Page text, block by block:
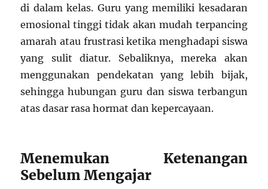
di dalam kelas. Guru yang memiliki kesadaran
emosional tinggi tidak akan mudah terpancing
amarah atau frustrasi ketika menghadapi siswa
yang sulit diatur. Sebaliknya, mereka akan
menggunakan pendekatan yang lebih bijak,
sehingga hubungan guru dan siswa terbangun
atas dasar rasa hormat dan kepercayaan.
Menemukan Ketenangan
Sebelum Mengajar